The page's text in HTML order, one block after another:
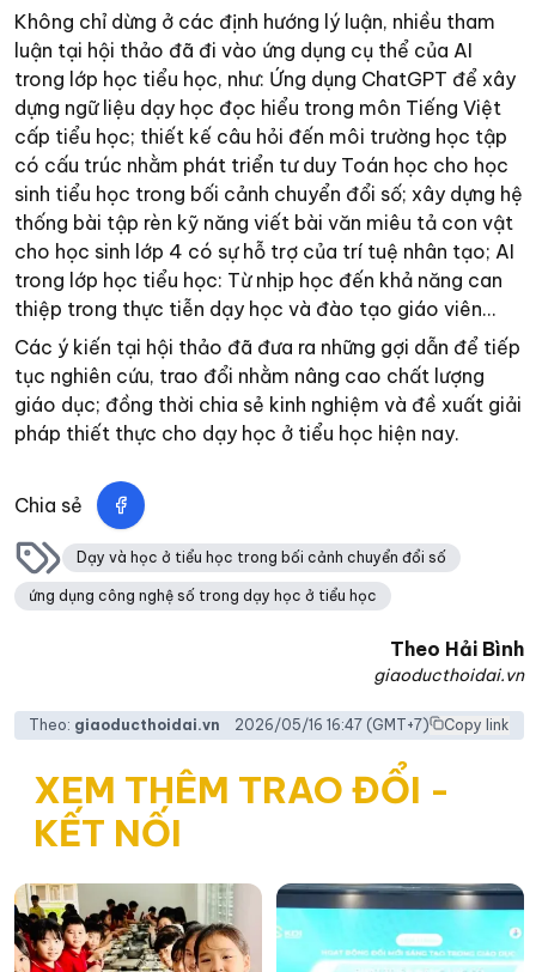
Không chỉ dừng ở các định hướng lý luận, nhiều tham
luận tại hội thảo đã đi vào ứng dụng cụ thể của AI
trong lớp học tiểu học, như: Ứng dụng ChatGPT để xây
dựng ngữ liệu dạy học đọc hiểu trong môn Tiếng Việt
cấp tiểu học; thiết kế câu hỏi đến môi trường học tập
có cấu trúc nhằm phát triển tư duy Toán học cho học
sinh tiểu học trong bối cảnh chuyển đổi số; xây dựng hệ
thống bài tập rèn kỹ năng viết bài văn miêu tả con vật
cho học sinh lớp 4 có sự hỗ trợ của trí tuệ nhân tạo; AI
trong lớp học tiểu học: Từ nhịp học đến khả năng can
thiệp trong thực tiễn dạy học và đào tạo giáo viên…
Các ý kiến tại hội thảo đã đưa ra những gợi dẫn để tiếp
tục nghiên cứu, trao đổi nhằm nâng cao chất lượng
giáo dục; đồng thời chia sẻ kinh nghiệm và đề xuất giải
pháp thiết thực cho dạy học ở tiểu học hiện nay.
Chia sẻ
Dạy và học ở tiểu học trong bối cảnh chuyển đổi số
ứng dụng công nghệ số trong dạy học ở tiểu học
Theo Hải Bình
giaoducthoidai.vn
Theo: giaoducthoidai.vn 2026/05/16 16:47(GMT+7) Copy link
XEM THÊM TRAO ĐỔI -
KẾT NỐI